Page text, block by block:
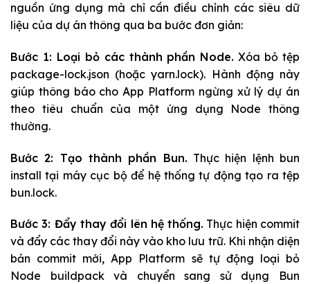
nguồn ứng dụng mà chỉ cần điều chỉnh các siêu dữ
liệu của dự án thông qua ba bước đơn giản:
Bước 1: Loại bỏ các thành phần Node. Xóa bỏ tệp
package-lock.json (hoặcyarn.lock). Hành động này
giúp thông báo cho App Platform ngừng xử lý dự án
theo tiêu chuẩn của một ứng dụng Node thông
thường.
Bước 2: Tạo thành phần Bun. Thực hiện lệnh bun
install tại máy cục bộ để hệ thống tự động tạo ra tệp
bun.lock.
Bước 3: Đẩy thay đổi lên hệ thống. Thực hiện commit
và đẩy các thay đổi này vào kho lưu trữ. Khi nhận diện
bản commit mới, App Platform sẽ tự động loại bỏ
Node buildpack và chuyển sang sử dụng Bun